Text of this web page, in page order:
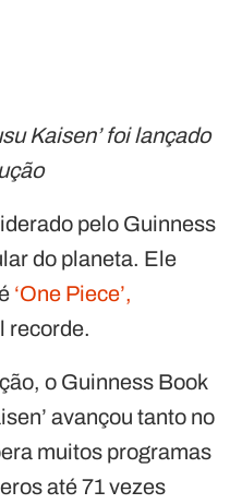
Kaisen’ foi lançado
pelo Guinness
do planeta. Ele
‘One Piece’,
recorde.
o Guinness Book
avançou tanto no
muitos programas
até 71 vezes